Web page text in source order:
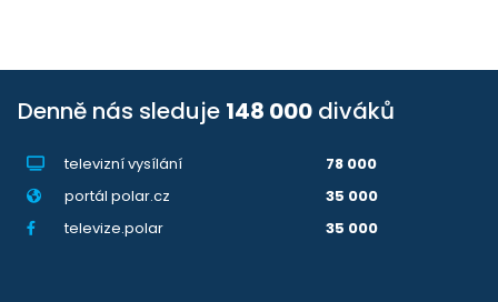
Denně nás sleduje 148 000 diváků
televizní vysílání
78 000
portál polar.cz
35 000
televize.polar
35 000